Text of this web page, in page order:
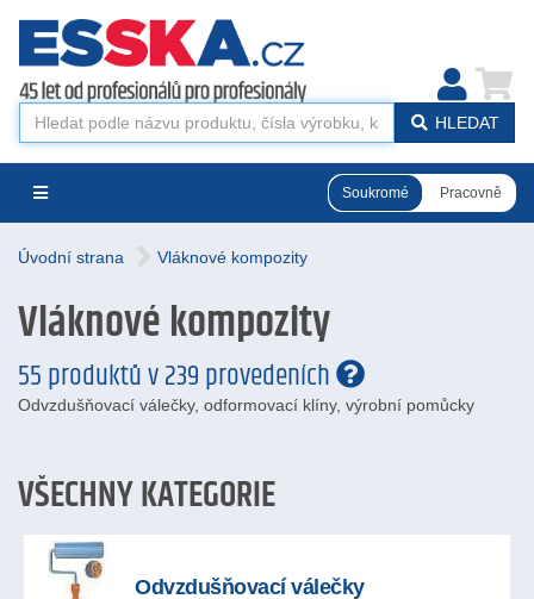
HLEDAT
Soukromé Pracovně
Úvodní strana Vláknové kompozity
Vláknové kompozity
55 produktů v 239 provedeních
Odvzdušňovací válečky, odformovací klíny, výrobní pomůcky
VŠECHNY KATEGORIE
Odvzdušňovací válečky